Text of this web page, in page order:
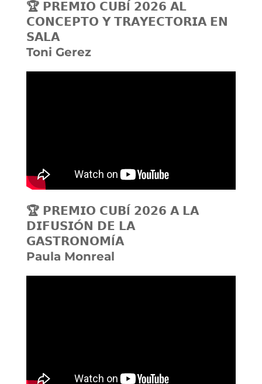
🏆 𝗣𝗥𝗘𝗠𝗜𝗢 𝗖𝗨𝗕Í 𝟮𝟬𝟮𝟲 𝗔𝗟
𝗖𝗢𝗡𝗖𝗘𝗣𝗧𝗢 𝗬 𝗧𝗥𝗔𝗬𝗘𝗖𝗧𝗢𝗥𝗜𝗔 𝗘𝗡
𝗦𝗔𝗟𝗔
Toni Gerez
🏆 𝗣𝗥𝗘𝗠𝗜𝗢 𝗖𝗨𝗕Í 𝟮𝟬𝟮𝟲 𝗔 𝗟𝗔
𝗗𝗜𝗙𝗨𝗦𝗜Ó𝗡 𝗗𝗘 𝗟𝗔
𝗚𝗔𝗦𝗧𝗥𝗢𝗡𝗢𝗠Í𝗔
Paula Monreal